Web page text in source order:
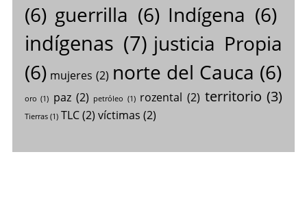
(6) guerrilla (6) Indígena (6)
indígenas (7) justicia Propia
(6) mujeres (2) norte del Cauca (6)
oro (1) paz (2) petróleo (1) rozental (2) territorio (3)
Tierras(1) TLC(2) víctimas (2)